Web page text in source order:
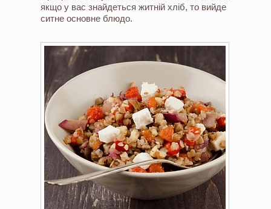
якщо у вас знайдеться житній хліб, то вийде
ситне основне блюдо.